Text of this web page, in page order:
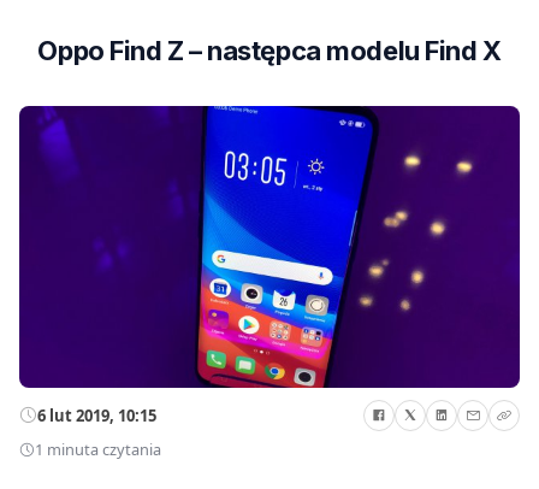
Oppo Find Z – następca modelu Find X
6 lut 2019, 10:15
1 minuta czytania